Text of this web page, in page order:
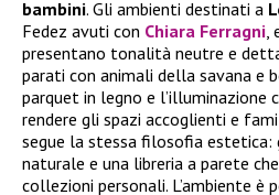
bambini. Gli ambienti destinati a
Fedez avuti con Chiara Ferragni,
presentano tonalità neutre e
parati con animali della savana e
parquet in legno e l’illuminazione
rendere gli spazi accoglienti e
segue la stessa filosofia estetica:
naturale e una libreria a parete
collezioni personali. L’ambiente